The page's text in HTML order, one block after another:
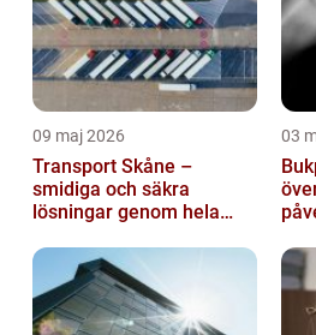
09 maj 2026
Transport Skåne –
smidiga och säkra
lösningar genom hela
03